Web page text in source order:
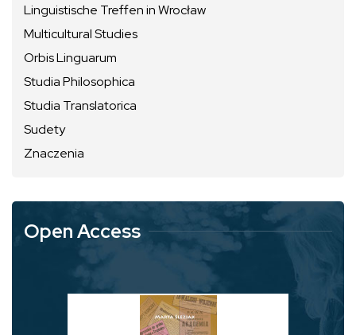
Linguistische Treffen in Wrocław
Multicultural Studies
Orbis Linguarum
Studia Philosophica
Studia Translatorica
Sudety
Znaczenia
Open Access